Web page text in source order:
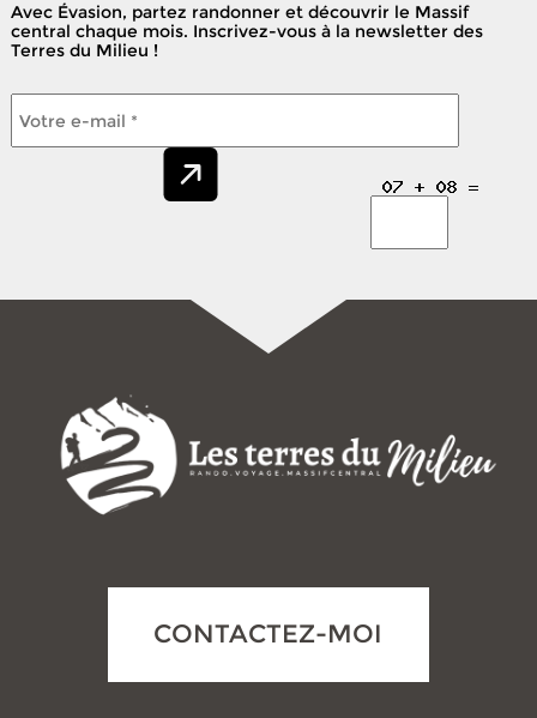
Avec Évasion, partez randonner et découvrir le Massif
central chaque mois. Inscrivez-vous à la newsletter des
Terres du Milieu !
CONTACTEZ-MOI